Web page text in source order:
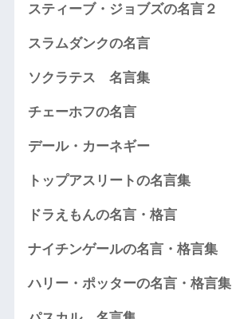
スティーブ・ジョブズの名言２
スラムダンクの名言
ソクラテス 名言集
チェーホフの名言
デール・カーネギー
トップアスリートの名言集
ドラえもんの名言・格言
ナイチンゲールの名言・格言集
ハリー・ポッターの名言・格言集